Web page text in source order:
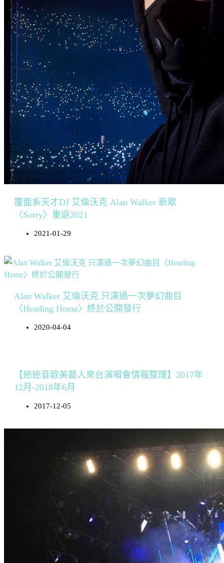
覆面系天才DJ 艾倫沃克 Alan Walker 新歌
〈Sorry〉重返2021
2021-01-29
Alan Walker 艾倫沃克 只演過一次夢幻曲目
〈Heading Home〉終於公開發行
2020-04-04
【迷迷音歐美藝人來台演唱會情報整理】2017年
12月-2018年6月
2017-12-05